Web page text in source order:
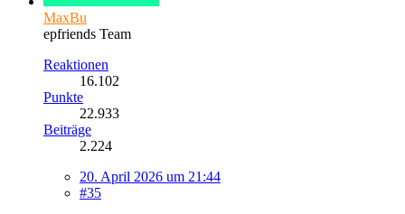
MaxBu
epfriends Team
Reaktionen
16.102
Punkte
22.933
Beiträge
2.224
20. April 2026 um 21:44
#35